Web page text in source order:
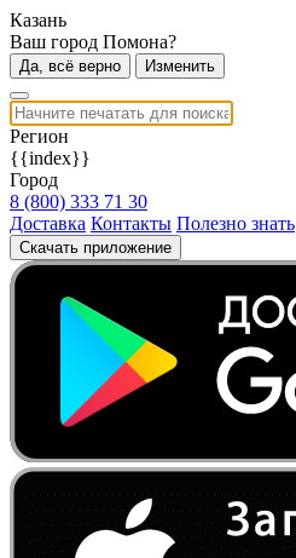
Казань
Ваш город Помона?
Да, всё верно Изменить
Регион
{{index}}
Город
8 (800) 333 71 30
Доставка Контакты Полезно знать
Скачать приложение